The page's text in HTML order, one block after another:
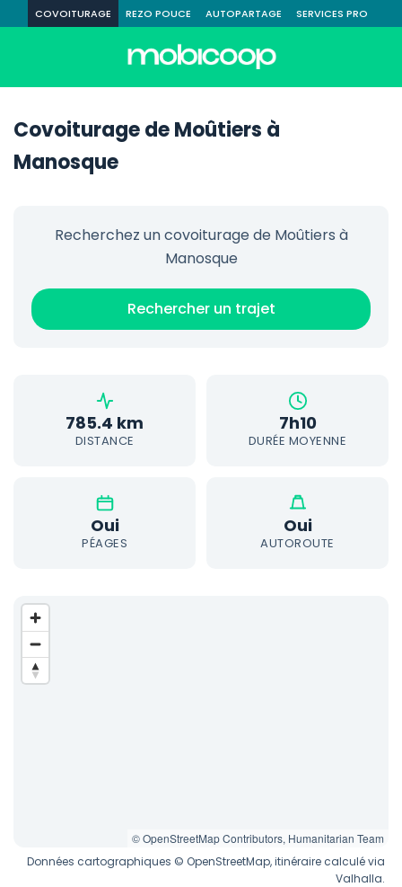
COVOITURAGE REZO POUCE AUTOPARTAGE SERVICES PRO
Covoiturage de Moûtiers à
Manosque
Recherchez un covoiturage de Moûtiers à
Manosque
Rechercher un trajet
785.4 km
DISTANCE
7h10
DURÉE MOYENNE
Oui
PÉAGES
Oui
AUTOROUTE
© OpenStreetMap Contributors, Humanitarian Team
Données cartographiques © OpenStreetMap, itinéraire calculé via
Valhalla.